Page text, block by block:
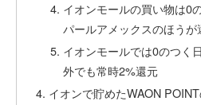
イオンモールの買い物は0
パールアメックスのほうが
イオンモールでは0のつく
外でも常時2%還元
イオンで貯めたWAON